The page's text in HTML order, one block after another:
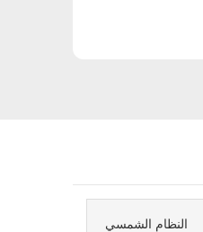
النظام الشمسي